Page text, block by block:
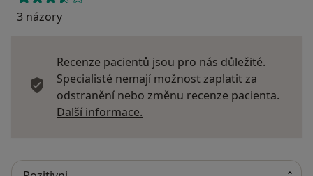
3 názory
Recenze pacientů jsou pro nás důležité.
Specialisté nemají možnost zaplatit za
odstranění nebo změnu recenze pacienta.
Další informace.